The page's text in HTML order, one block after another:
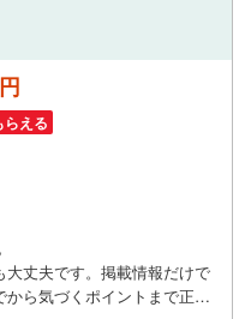
える
大丈夫です。掲載情報だけで
ら気づくポイントまで正直